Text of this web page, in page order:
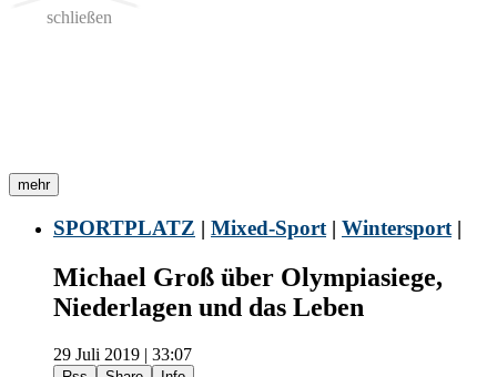
schließen
mehr
SPORTPLATZ | Mixed-Sport| Wintersport|
Michael Groß über Olympiasiege,
Niederlagen und das Leben
29 Juli 2019 | 33:07